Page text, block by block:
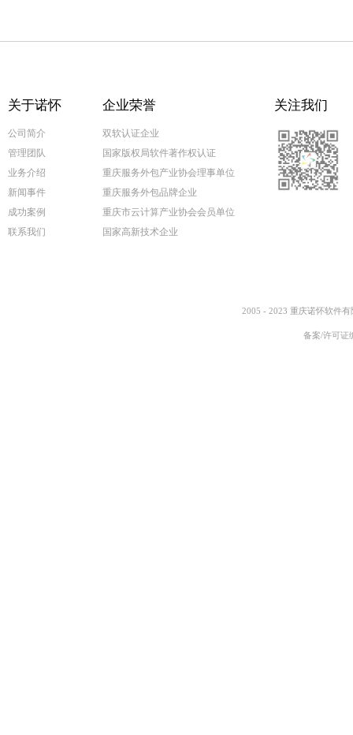
关于诺怀
公司简介
管理团队
业务介绍
新闻事件
成功案例
联系我们
企业荣誉
双软认证企业
国家版权局软件著作权认证
重庆服务外包产业协会理事单位
重庆服务外包品牌企业
重庆市云计算产业协会会员单位
国家高新技术企业
关注我们
2005 - 2023 重庆诺怀软件
备案/许可证